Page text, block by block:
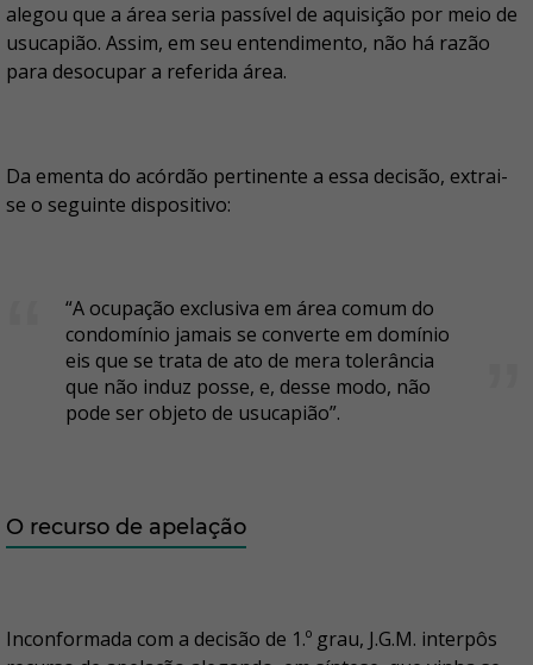
alegou que a área seria passível de aquisição por meio de
usucapião. Assim, em seu entendimento, não há razão
para desocupar a referida área.
Da ementa do acórdão pertinente a essa decisão, extrai-
se o seguinte dispositivo:
“A ocupação exclusiva em área comum do
condomínio jamais se converte em domínio
eis que se trata de ato de mera tolerância
que não induz posse, e, desse modo, não
pode ser objeto de usucapião”.
O recurso de apelação
Inconformada com a decisão de 1.º grau, J.G.M. interpôs